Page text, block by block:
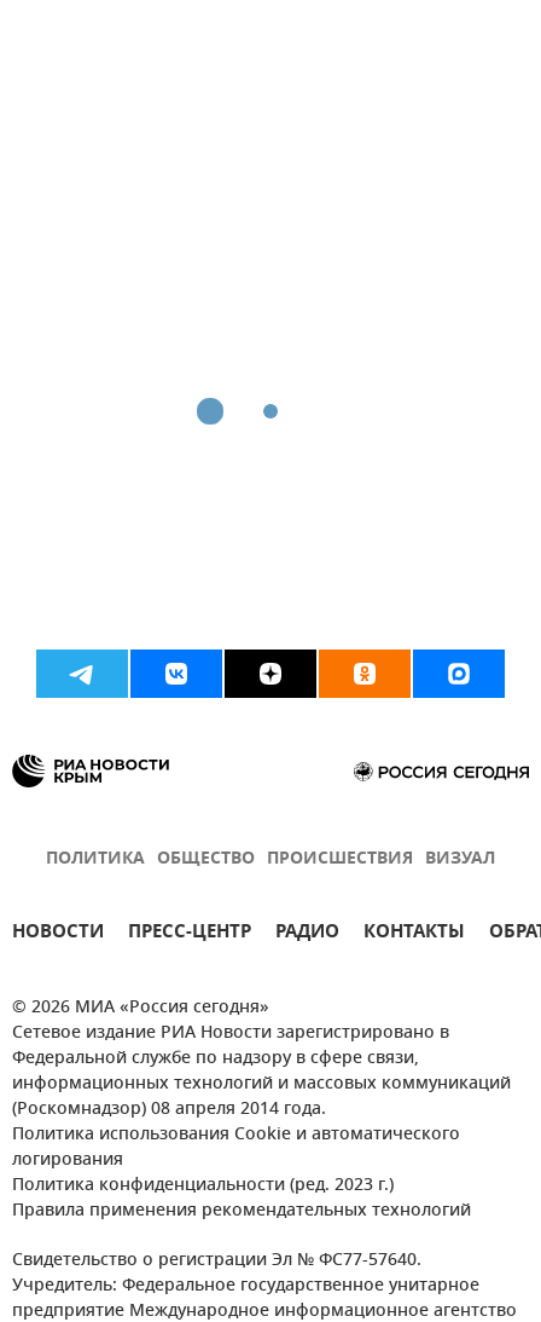
ПОЛИТИКА ОБЩЕСТВО ПРОИСШЕСТВИЯ ВИЗУАЛ
НОВОСТИ ПРЕСС-ЦЕНТР РАДИО КОНТАКТЫ
© 2026 МИА «Россия сегодня»
Сетевое издание РИА Новости зарегистрировано в
Федеральной службе по надзору в сфере связи,
информационных технологий и массовых коммуникаций
(Роскомнадзор) 08 апреля 2014 года.
Политика использования Cookie и автоматического
логирования
Политика конфиденциальности (ред. 2023 г.)
Правила применения рекомендательных технологий
Свидетельство о регистрации Эл № ФС77-57640.
Учредитель: Федеральное государственное унитарное
предприятие Международное информационное агентство